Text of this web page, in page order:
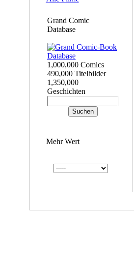
Grand Comic
Database
1,000,000 Comics
490,000 Titelbilder
1,350,000
Geschichten
Mehr Wert